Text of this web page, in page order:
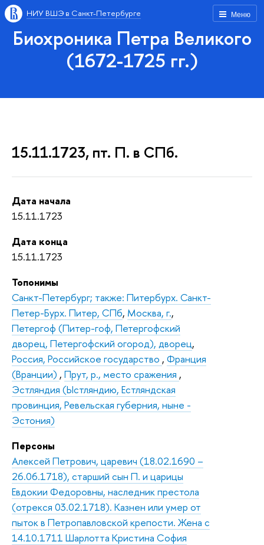
Меню
НИУ ВШЭ в Санкт-Петербурге
Биохроника Петра Великого
(1672-1725 гг.)
15.11.1723, пт. П. в СПб.
Дата начала
15.11.1723
Дата конца
15.11.1723
Топонимы
Санкт-Петербург; также: Питербурх. Санкт-
Петер-Бурх. Питер, СПб, Москва, г.,
Петергоф (Питер-гоф, Петергофский
дворец, Петергофский огород), дворец,
Россия, Российское государство , Франция
(Вранции) , Прут, р., место сражения ,
Эстляндия (Ыстляндию, Естляндская
провинция, Ревельская губерния, ныне -
Эстония)
Персоны
Алексей Петрович, царевич (18.02.1690 –
26.06.1718), старший сын П. и царицы
Евдокии Федоровны, наследник престола
(отрекся 03.02.1718). Казнен или умер от
пыток в Петропавловской крепости. Жена с
14.10.1711 Шарлотта Кристина София